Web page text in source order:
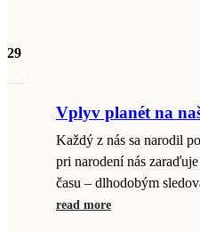
29
Vplyv planét na
Každý z nás sa narodil
pri narodení nás
času – dlhodobým
read more